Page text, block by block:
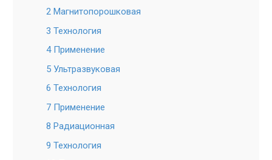
2 Магнитопорошковая
3 Технология
4 Применение
5 Ультразвуковая
6 Технология
7 Применение
8 Радиационная
9 Технология